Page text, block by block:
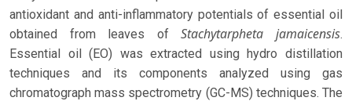
antioxidant and anti-inflammatory potentials of essential oil
obtained from leaves ofStachytarpheta jamaicensis.
Essential oil (EO) was extracted using hydro distillation
techniques and its components analyzed using gas
chromatograph mass spectrometry (GC-MS) techniques. The